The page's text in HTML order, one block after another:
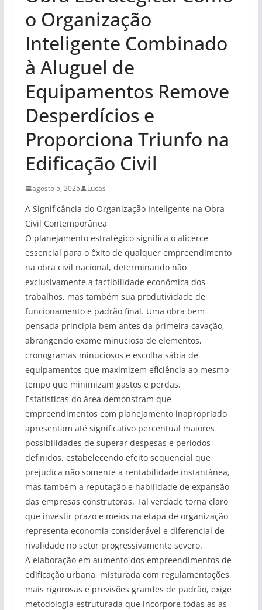
o Organização
Inteligente Combinado
à Aluguel de
Equipamentos Remove
Desperdícios e
Proporciona Triunfo na
Edificação Civil
agosto 5, 2025 Lucas
A Significância do Organização Inteligente na Obra
Civil Contemporânea
O planejamento estratégico significa o alicerce
essencial para o êxito de qualquer empreendimento
na obra civil nacional, determinando não
exclusivamente a factibilidade econômica dos
trabalhos, mas também sua produtividade de
funcionamento e padrão final. Uma obra bem
pensada principia bem antes da primeira cavação,
abrangendo exame minuciosa de elementos,
cronogramas minuciosos e escolha sábia de
equipamentos que maximizem eficiência ao mesmo
tempo que minimizam gastos e perdas.
Estatísticas do área demonstram que
empreendimentos com planejamento inapropriado
apresentam até significativo percentual maiores
possibilidades de superar despesas e períodos
definidos, estabelecendo efeito sequencial que
prejudica não somente a rentabilidade instantânea,
mas também a reputação e habilidade de expansão
das empresas construtoras. Tal verdade torna claro
que investir prazo e meios na etapa de organização
representa economia considerável e diferencial de
rivalidade no setor progressivamente severo.
A elaboração em aumento dos empreendimentos de
edificação urbana, misturada com regulamentações
mais rigorosas e previsões grandes de padrão, exige
metodologia estruturada que incorpore todas as as